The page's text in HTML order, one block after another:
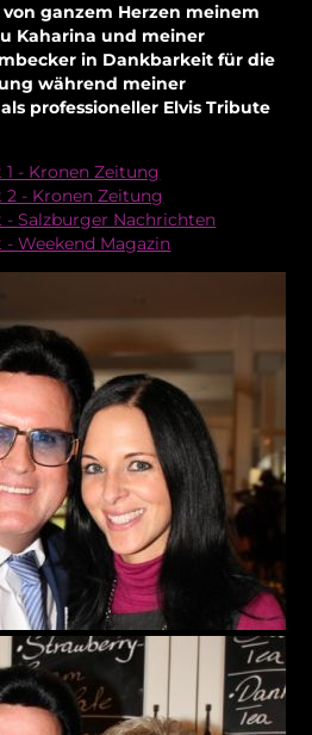
ganzem Herzen meinem
Kaharina und meiner
in Dankbarkeit für die
während meiner
professioneller Elvis Tribute
1 - Kronen Zeitung
2 - Kronen Zeitung
- Salzburger Nachrichten
- Weekend Magazin